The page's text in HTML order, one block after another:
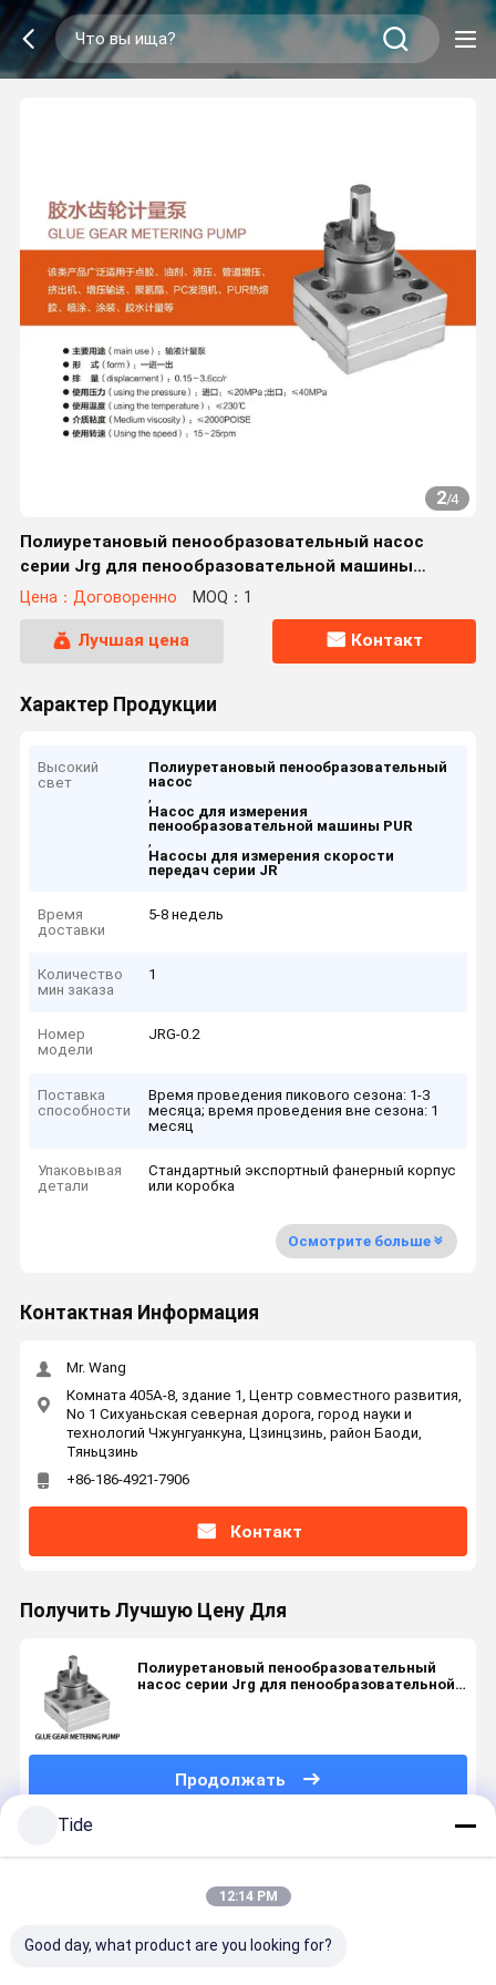
2/4
Полиуретановый пенообразовательный насос
серии Jrg для пенообразовательной машины
PC/PUR
Цена：Договоренно MOQ：1
Лучшая цена Контакт
Характер Продукции
Высокий
свет
Полиуретановый пенообразовательный
насос
,
Насос для измерения
пенообразовательной машины PUR
,
Насосы для измерения скорости
передач серии JR
Время
доставки
5-8 недель
Количество
мин заказа
1
Номер
модели
JRG-0.2
Поставка
способности
Время проведения пикового сезона: 1-3
месяца; время проведения вне сезона: 1
месяц
Упаковывая
детали
Стандартный экспортный фанерный корпус
или коробка
Осмотрите больше
Контактная Информация
Mr. Wang
Комната 405A-8, здание 1, Центр совместного развития,
No 1 Сихуаньская северная дорога, город науки и
технологий Чжунгуанкуна, Цзинцзинь, район Баоди,
Тяньцзинь
+86-186-4921-7906
Контакт
Получить Лучшую Цену Для
Полиуретановый пенообразовательный
насос серии Jrg для пенообразовательной
Продолжать
Порекомендованные Продукты
Tide
12:14 PM
Good day, what product are you looking for?